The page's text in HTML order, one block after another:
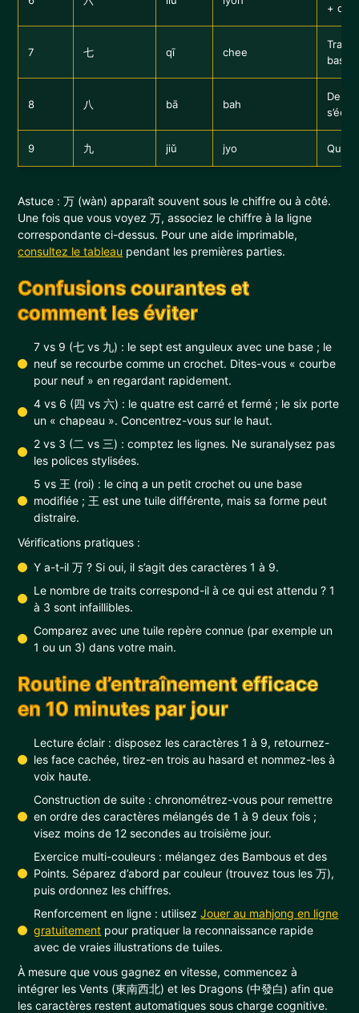
+
7 七 qī chee
Trait
base
8 八 bā bah
Deux
9 九 jiǔ jyo
Astuce : 万 (wàn) apparaît souvent sous le chiffre ou à côté.
Une fois que vous voyez 万, associez le chiffre à la ligne
correspondante ci-dessus. Pour une aide imprimable,
consultez le tableau pendant les premières parties.
Confusions courantes et
comment les éviter
7 vs 9 (七 vs 九) : le sept est anguleux avec une base ; le
neuf se recourbe comme un crochet. Dites-vous « courbe
pour neuf » en regardant rapidement.
4 vs 6 (四 vs 六) : le quatre est carré et fermé ; le six porte
un « chapeau ». Concentrez-vous sur le haut.
2 vs 3 (二 vs 三) : comptez les lignes. Ne suranalysez pas
les polices stylisées.
5 vs 王 (roi) : le cinq a un petit crochet ou une base
modifiée ; 王 est une tuile différente, mais sa forme peut
distraire.
Vérifications pratiques :
Y a-t-il 万 ? Si oui, il s’agit des caractères 1 à 9.
Le nombre de traits correspond-il à ce qui est attendu ? 1
à 3 sont infaillibles.
Comparez avec une tuile repère connue (par exemple un
1 ou un 3) dans votre main.
Routine d’entraînement efficace
en 10 minutes par jour
Lecture éclair : disposez les caractères 1 à 9, retournez-
les face cachée, tirez-en trois au hasard et nommez-les à
voix haute.
Construction de suite : chronométrez-vous pour remettre
en ordre des caractères mélangés de 1 à 9 deux fois ;
visez moins de 12 secondes au troisième jour.
Exercice multi-couleurs : mélangez des Bambous et des
Points. Séparez d’abord par couleur (trouvez tous les 万),
puis ordonnez les chiffres.
Renforcement en ligne : utilisezJouer au mahjong en ligne
gratuitement pour pratiquer la reconnaissance rapide
avec de vraies illustrations de tuiles.
À mesure que vous gagnez en vitesse, commencez à
intégrer les Vents (東南西北) et les Dragons (中發白) afin que
les caractères restent automatiques sous charge cognitive.